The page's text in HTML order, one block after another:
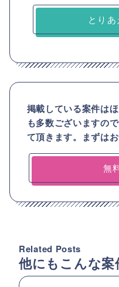
とり
掲載している案件は
も多数ございますの
て頂きます。まずは
無
Related Posts
他にもこんな